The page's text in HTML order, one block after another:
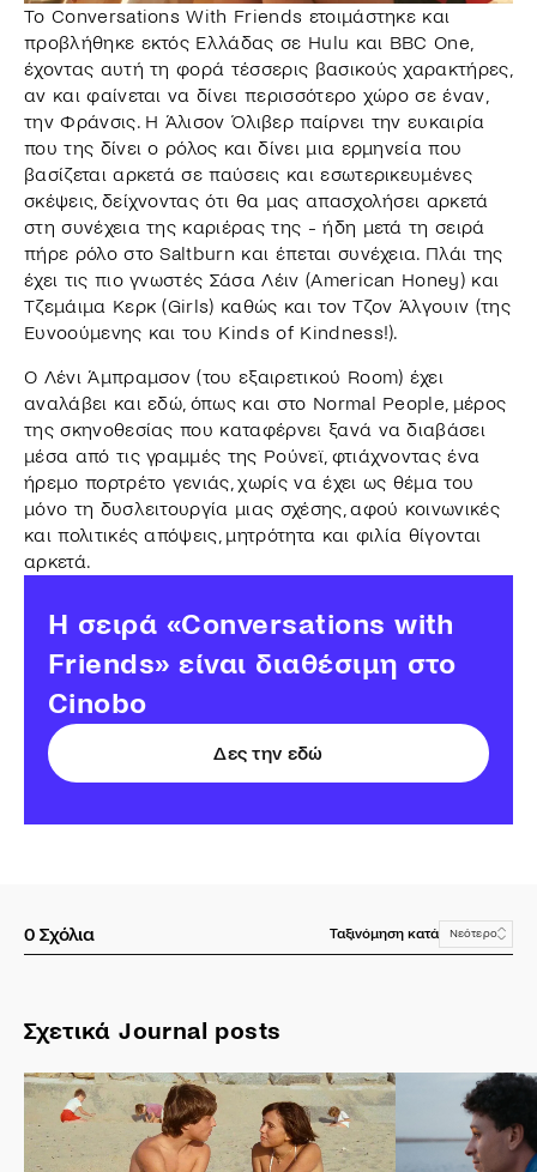
Το Conversations With Friends ετοιμάστηκε και
προβλήθηκε εκτός Ελλάδας σε Hulu και BBC One,
έχοντας αυτή τη φορά τέσσερις βασικούς χαρακτήρες,
αν και φαίνεται να δίνει περισσότερο χώρο σε έναν,
την Φράνσις. Η Άλισον Όλιβερ παίρνει την ευκαιρία
που της δίνει ο ρόλος και δίνει μια ερμηνεία που
βασίζεται αρκετά σε παύσεις και εσωτερικευμένες
σκέψεις, δείχνοντας ότι θα μας απασχολήσει αρκετά
στη συνέχεια της καριέρας της - ήδη μετά τη σειρά
πήρε ρόλο στο Saltburn και έπεται συνέχεια. Πλάι της
έχει τις πιο γνωστές Σάσα Λέιν (American Honey) και
Τζεμάιμα Κερκ (Girls) καθώς και τον Τζον Άλγουιν (της
Ευνοούμενης και του Kinds of Kindness!).
Ο Λένι Άμπραμσον (του εξαιρετικού Room) έχει
αναλάβει και εδώ, όπως και στο Normal People, μέρος
της σκηνοθεσίας που καταφέρνει ξανά να διαβάσει
μέσα από τις γραμμές της Ρούνεϊ, φτιάχνοντας ένα
ήρεμο πορτρέτο γενιάς, χωρίς να έχει ως θέμα του
μόνο τη δυσλειτουργία μιας σχέσης, αφού κοινωνικές
και πολιτικές απόψεις, μητρότητα και φιλία θίγονται
αρκετά.
H σειρά «Conversations with
Friends» είναι διαθέσιμη στο
Cinobo
Δες την εδώ
0 Σχόλια Ταξινόμηση κατά Νεότερο
Σχετικά Journal posts